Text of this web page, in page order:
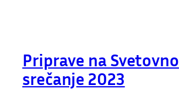
Priprave na Svetovno
srečanje 2023